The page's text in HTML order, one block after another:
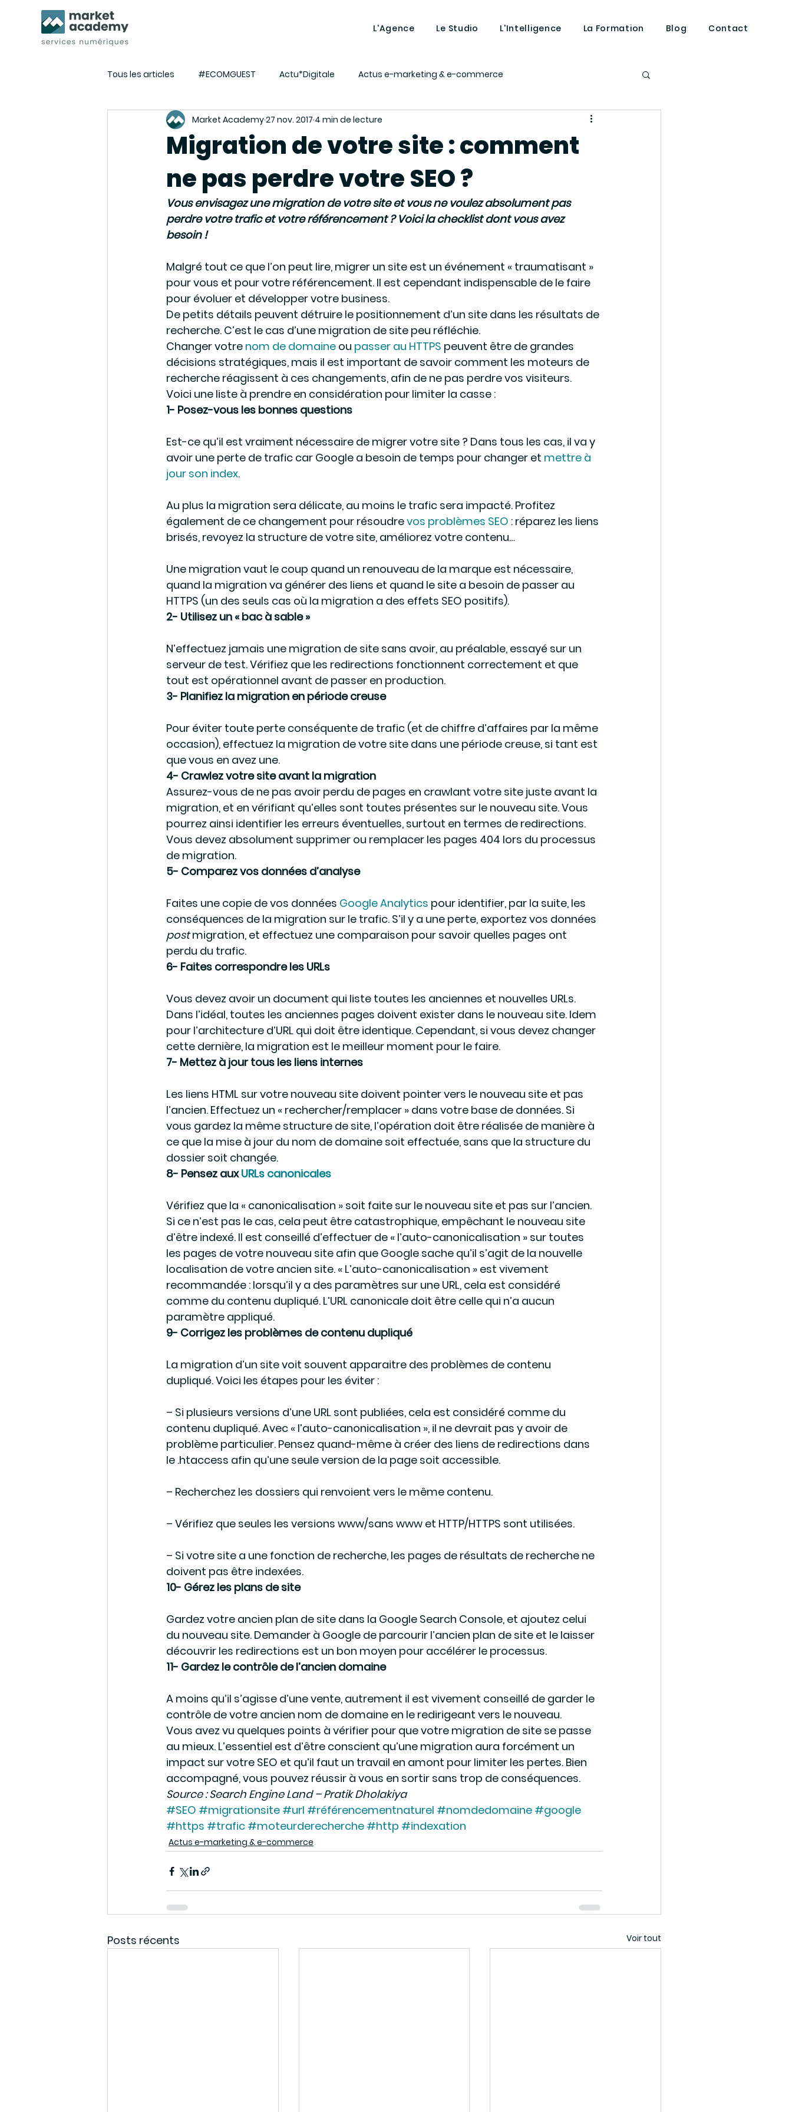
L'Agence Le Studio L'Intelligence La Formation Blog Contact
Tous les articles #ECOMGUEST Actu*Digitale Actus e-marketing & e-commerce
Tuto E-commerce - Webmarketing Lexique - Définitions
Tutos décalés Intelligence artificielle
Migration de votre site : comment
ne pas perdre votre SEO ?
Market Academy27 nov. 2017 4 min de lecture
Vous envisagez une migration de votre site et vous ne voulez absolument pas
perdre votre trafic et votre référencement ? Voici la checklist dont vous avez
besoin !
Malgré tout ce que l’on peut lire, migrer un site est un événement « traumatisant »
pour vous et pour votre référencement. Il est cependant indispensable de le faire
pour évoluer et développer votre business.
De petits détails peuvent détruire le positionnement d’un site dans les résultats de
recherche. C’est le cas d’une migration de site peu réfléchie.
Changer votre nom de domaine ou passer au HTTPS peuvent être de grandes
décisions stratégiques, mais il est important de savoir comment les moteurs de
recherche réagissent à ces changements, afin de ne pas perdre vos visiteurs.
Voici une liste à prendre en considération pour limiter la casse :
1- Posez-vous les bonnes questions
Est-ce qu’il est vraiment nécessaire de migrer votre site ? Dans tous les cas, il va y
avoir une perte de trafic car Google a besoin de temps pour changer et mettre à
jour son index.
Au plus la migration sera délicate, au moins le trafic sera impacté. Profitez
également de ce changement pour résoudre vos problèmes SEO : réparez les liens
brisés, revoyez la structure de votre site, améliorez votre contenu…
Une migration vaut le coup quand un renouveau de la marque est nécessaire,
quand la migration va générer des liens et quand le site a besoin de passer au
HTTPS (un des seuls cas où la migration a des effets SEO positifs).
2- Utilisez un « bac à sable »
N’effectuez jamais une migration de site sans avoir, au préalable, essayé sur un
serveur de test. Vérifiez que les redirections fonctionnent correctement et que
tout est opérationnel avant de passer en production.
3- Planifiez la migration en période creuse
Pour éviter toute perte conséquente de trafic (et de chiffre d’affaires par la même
occasion), effectuez la migration de votre site dans une période creuse, si tant est
que vous en avez une.
4- Crawlez votre site avant la migration
Assurez-vous de ne pas avoir perdu de pages en crawlant votre site juste avant la
migration, et en vérifiant qu’elles sont toutes présentes sur le nouveau site. Vous
pourrez ainsi identifier les erreurs éventuelles, surtout en termes de redirections.
Vous devez absolument supprimer ou remplacer les pages 404 lors du processus
de migration.
5- Comparez vos données d’analyse
Faites une copie de vos données Google Analytics pour identifier, par la suite, les
conséquences de la migration sur le trafic. S’il y a une perte, exportez vos données
post migration, et effectuez une comparaison pour savoir quelles pages ont
perdu du trafic.
6- Faites correspondre les URLs
Vous devez avoir un document qui liste toutes les anciennes et nouvelles URLs.
Dans l’idéal, toutes les anciennes pages doivent exister dans le nouveau site. Idem
pour l’architecture d’URL qui doit être identique. Cependant, si vous devez changer
cette dernière, la migration est le meilleur moment pour le faire.
7- Mettez à jour tous les liens internes
Les liens HTML sur votre nouveau site doivent pointer vers le nouveau site et pas
l’ancien. Effectuez un « rechercher/remplacer » dans votre base de données. Si
vous gardez la même structure de site, l’opération doit être réalisée de manière à
ce que la mise à jour du nom de domaine soit effectuée, sans que la structure du
dossier soit changée.
8- Pensez aux URLs canonicales
Vérifiez que la « canonicalisation » soit faite sur le nouveau site et pas sur l’ancien.
Si ce n’est pas le cas, cela peut être catastrophique, empêchant le nouveau site
d’être indexé. Il est conseillé d’effectuer de « l’auto-canonicalisation » sur toutes
les pages de votre nouveau site afin que Google sache qu’il s’agit de la nouvelle
localisation de votre ancien site. « L’auto-canonicalisation » est vivement
recommandée : lorsqu’il y a des paramètres sur une URL, cela est considéré
comme du contenu dupliqué. L’URL canonicale doit être celle qui n’a aucun
paramètre appliqué.
9- Corrigez les problèmes de contenu dupliqué
La migration d’un site voit souvent apparaitre des problèmes de contenu
dupliqué. Voici les étapes pour les éviter :
– Si plusieurs versions d’une URL sont publiées, cela est considéré comme du
contenu dupliqué. Avec « l’auto-canonicalisation », il ne devrait pas y avoir de
problème particulier. Pensez quand-même à créer des liens de redirections dans
le .htaccess afin qu’une seule version de la page soit accessible.
– Recherchez les dossiers qui renvoient vers le même contenu.
– Vérifiez que seules les versions www/sans www et HTTP/HTTPS sont utilisées.
– Si votre site a une fonction de recherche, les pages de résultats de recherche ne
doivent pas être indexées.
10- Gérez les plans de site
Gardez votre ancien plan de site dans la Google Search Console, et ajoutez celui
du nouveau site. Demander à Google de parcourir l’ancien plan de site et le laisser
découvrir les redirections est un bon moyen pour accélérer le processus.
11- Gardez le contrôle de l’ancien domaine
A moins qu’il s’agisse d’une vente, autrement il est vivement conseillé de garder le
contrôle de votre ancien nom de domaine en le redirigeant vers le nouveau.
Vous avez vu quelques points à vérifier pour que votre migration de site se passe
au mieux. L’essentiel est d’être conscient qu’une migration aura forcément un
impact sur votre SEO et qu’il faut un travail en amont pour limiter les pertes. Bien
accompagné, vous pouvez réussir à vous en sortir sans trop de conséquences.
Source : Search Engine Land – Pratik Dholakiya
#SEO #migrationsite #url #référencementnaturel #nomdedomaine #google
#https #trafic #moteurderecherche #http #indexation
Actus e-marketing & e-commerce
Posts récents Voir tout